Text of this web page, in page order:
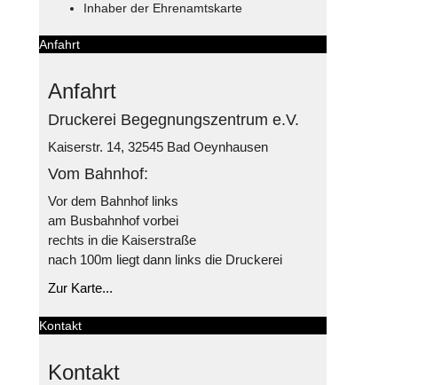
Inhaber der Ehrenamtskarte
Anfahrt
Anfahrt
Druckerei Begegnungszentrum e.V.
Kaiserstr. 14, 32545 Bad Oeynhausen
Vom Bahnhof:
Vor dem Bahnhof links
am Busbahnhof vorbei
rechts in die Kaiserstraße
nach 100m liegt dann links die Druckerei
Zur Karte...
Kontakt
Kontakt